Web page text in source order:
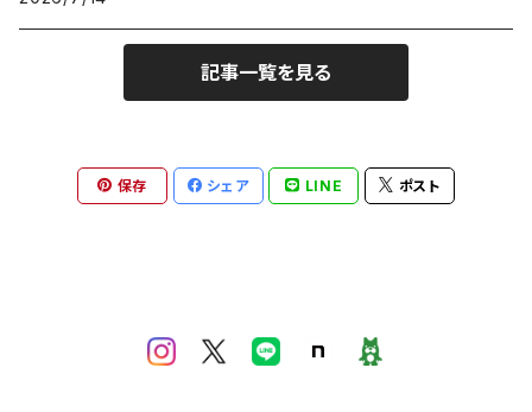
記事一覧を見る
保存 シェア LINE ポスト